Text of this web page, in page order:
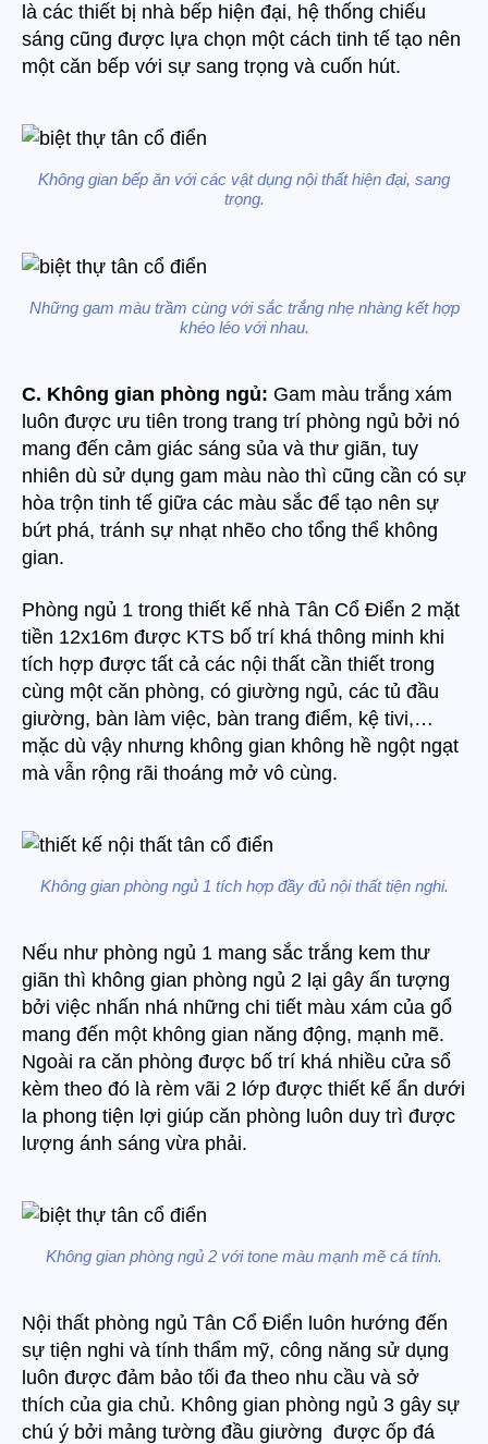
là các thiết bị nhà bếp hiện đại, hệ thống chiếu
sáng cũng được lựa chọn một cách tinh tế tạo nên
một căn bếp với sự sang trọng và cuốn hút.
Không gian bếp ăn với các vật dụng nội thất hiện đại, sang
trọng.
Những gam màu trầm cùng với sắc trắng nhẹ nhàng kết hợp
khéo léo với nhau.
C. Không gian phòng ngủ: Gam màu trắng xám
luôn được ưu tiên trong trang trí phòng ngủ bởi nó
mang đến cảm giác sáng sủa và thư giãn, tuy
nhiên dù sử dụng gam màu nào thì cũng cần có sự
hòa trộn tinh tế giữa các màu sắc để tạo nên sự
bứt phá, tránh sự nhạt nhẽo cho tổng thể không
gian.
Phòng ngủ 1 trong thiết kế nhà Tân Cổ Điển 2 mặt
tiền 12x16m được KTS bố trí khá thông minh khi
tích hợp được tất cả các nội thất cần thiết trong
cùng một căn phòng, có giường ngủ, các tủ đầu
giường, bàn làm việc, bàn trang điểm, kệ tivi,…
mặc dù vậy nhưng không gian không hề ngột ngạt
mà vẫn rộng rãi thoáng mở vô cùng.
Không gian phòng ngủ 1 tích hợp đầy đủ nội thất tiện nghi.
Nếu như phòng ngủ 1 mang sắc trắng kem thư
giãn thì không gian phòng ngủ 2 lại gây ấn tượng
bởi việc nhấn nhá những chi tiết màu xám của gổ
mang đến một không gian năng động, mạnh mẽ.
Ngoài ra căn phòng được bố trí khá nhiều cửa sổ
kèm theo đó là rèm vãi 2 lớp được thiết kế ẩn dưới
la phong tiện lợi giúp căn phòng luôn duy trì được
lượng ánh sáng vừa phải.
Không gian phòng ngủ 2 với tone màu mạnh mẽ cá tính.
Nội thất phòng ngủ Tân Cổ Điển luôn hướng đến
sự tiện nghi và tính thẩm mỹ, công năng sử dụng
luôn được đảm bảo tối đa theo nhu cầu và sở
thích của gia chủ. Không gian phòng ngủ 3 gây sự
chú ý bởi mảng tường đầu giường được ốp đá